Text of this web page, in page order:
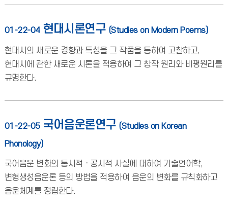
01-22-04 현대시론연구 (Studies on Modern Poems)
현대시의 새로운 경향과 특성을 그 작품을 통하여 고찰하고,
현대시에 관한 새로운 시론을 적용하여 그 창작 원리와 비평원리를
규명한다.
01-22-05 국어음운론연구 (Studies on Korean
Phonology)
국어음운 변화의 통시적ㆍ공시적 사실에 대하여 기술언어학,
변형생성음운론 등의 방법을 적용하여 음운의 변화를 규칙화하고
음운체계를 정립한다.